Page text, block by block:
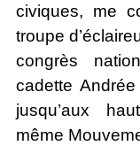
civiques, me
troupe
congrès
cadette
jusqu’aux
même